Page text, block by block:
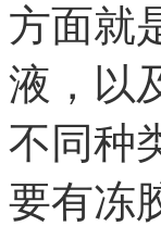
方面就
液，以
不同种
要有冻